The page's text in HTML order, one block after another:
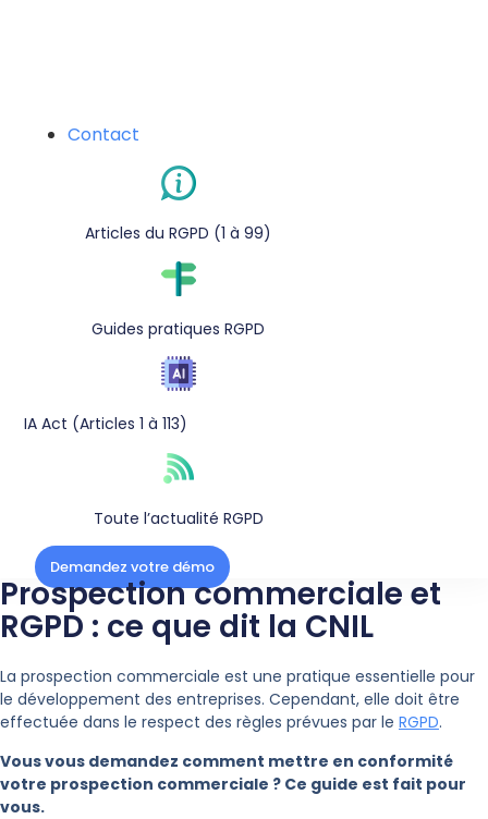
Contact
Articles du RGPD (1 à 99)
Guides pratiques RGPD
IA Act (Articles 1 à 113)
Toute l’actualité RGPD
Demandez votre démo
Prospection commerciale et
RGPD : ce que dit la CNIL
La prospection commerciale est une pratique essentielle pour
le développement des entreprises. Cependant, elle doit être
effectuée dans le respect des règles prévues par le RGPD.
Vous vous demandez comment mettre en conformité
votre prospection commerciale ? Ce guide est fait pour
vous.